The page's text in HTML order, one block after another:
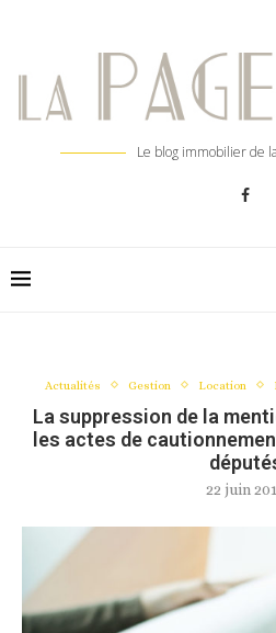
Le blog immobilier de
Actualités Gestion Location
La suppression de la
les actes de
22 juin